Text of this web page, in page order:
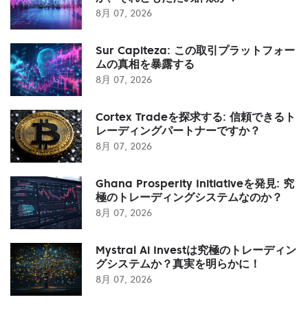
8月 07, 2026
Sur Capiteza: この取引プラットフォー
ムの真相を暴露する
8月 07, 2026
Cortex Tradeを探求する: 信頼できるト
レーディングパートナーですか？
8月 07, 2026
Ghana Prosperity Initiativeを発見: 究
極のトレーディングシステムなのか？
8月 07, 2026
Mystral Ai Investは究極のトレーディン
グシステムか？真実を明らかに！
8月 07, 2026